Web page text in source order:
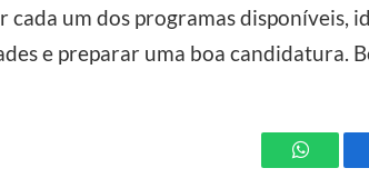
cada um dos programas disponíveis,
e preparar uma boa candidatura.